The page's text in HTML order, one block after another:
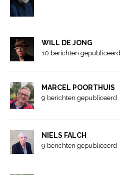
WILL DE JONG
10 berichten gepubliceerd
MARCEL POORTHUIS
9 berichten gepubliceerd
NIELS FALCH
9 berichten gepubliceerd